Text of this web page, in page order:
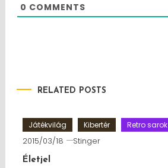
0 COMMENTS
RELATED POSTS
Játékvilág Kibertér Retro sarok
2015/03/18 Stinger
Életjel